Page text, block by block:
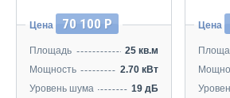
Цена 70 100 Р
Площадь
25 кв.м
Мощность
2.70 кВт
Уровень шума
19 дБ
Цена